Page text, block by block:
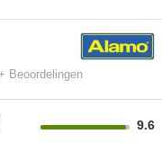
Beoordelingen
9.6